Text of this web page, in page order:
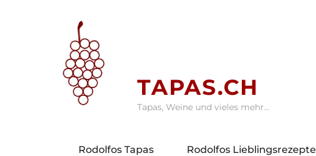
TAPAS.CH
Tapas, Weine und vieles mehr…
Rodolfos Tapas Rodolfos Lieblingsrezepte